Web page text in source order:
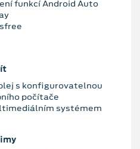
funkcí Android Auto
s konfigurovatelnou
počítače
systémem